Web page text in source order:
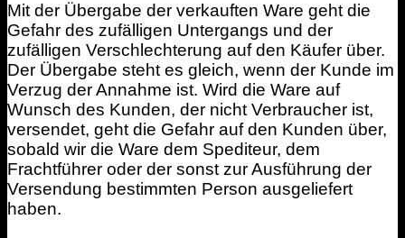
Mit der Übergabe der verkauften Ware geht die
Gefahr des zufälligen Untergangs und der
zufälligen Verschlechterung auf den Käufer über.
Der Übergabe steht es gleich, wenn der Kunde im
Verzug der Annahme ist. Wird die Ware auf
Wunsch des Kunden, der nicht Verbraucher ist,
versendet, geht die Gefahr auf den Kunden über,
sobald wir die Ware dem Spediteur, dem
Frachtführer oder der sonst zur Ausführung der
Versendung bestimmten Person ausgeliefert
haben.